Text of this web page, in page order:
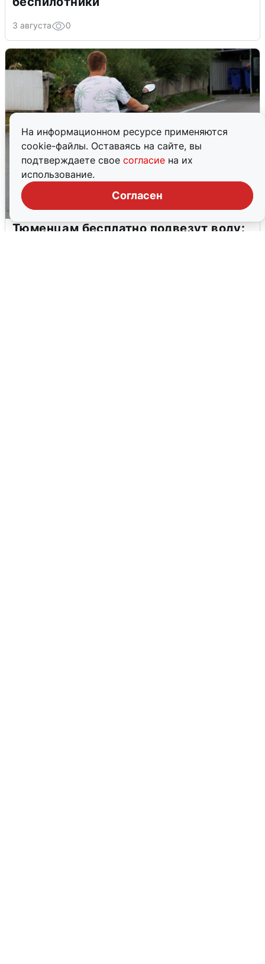
На информационном ресурсе применяются
cookie-файлы. Оставаясь на сайте, вы
подтверждаете свое согласие на их
использование.
Согласен
3 августа 0
Тюменцам бесплатно подвезут воду: